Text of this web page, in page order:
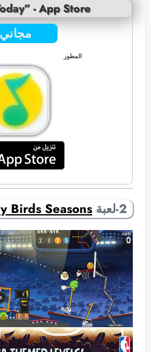
- App Store
مجاني
المطور
2-لعبة Birds Seasons